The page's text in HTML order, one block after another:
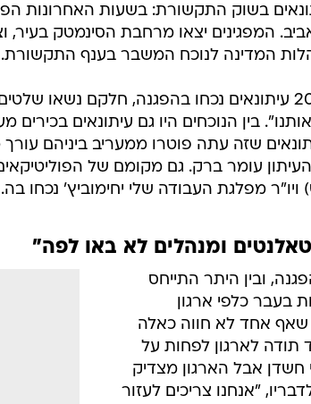
בשוק התקשורת: בשעות האחרונות
המפגינים יצאו מרחבת הסינמטק
המדינה לנוכח המשבר בענף התקשורת.
על פי ההערכות, כ-200 עיתונאים נכחו בהפגנה, חלקם
שזה עתה פוטרו ממעריב ביניהם
עומר ברק. גם מקומם של
מפלגת העבודה שלי יחימוביץ' נכחו בה.
ומנהלים לא באו לפה"
ובין היתר התייחס
בעבר כלפי ארגון
שאף אחד לא חווה כאלה
תודה לארגון לפחות על
חשדן אבל הארגון מצדיק
"אנחנו צריכים לעזור